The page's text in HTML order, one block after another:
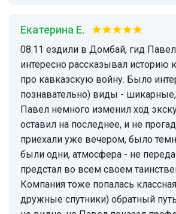
Екатерина Е.
08.11 ездили в Домбай, гид Павел. Всю дорогу
интересно рассказывал историю
про кавказскую войну. Было
познавательно) виды - шикарные,
Павел немного изменил ход
оставил на последнее, и не
приехали уже вечером, было
были одни, атмосфера - не
предстал во всем своем
Компания тоже попалась
дружные спутники) обратный